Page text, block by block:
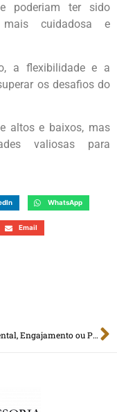
poderiam ter sido
cuidadosa e
a flexibilidade e a
os desafios do
altos e baixos, mas
valiosas para
WhatsApp
Email
Saúde Mental, Engajamento ou Produtividade? Qual serão os principais desafios dos líderes em 2024?